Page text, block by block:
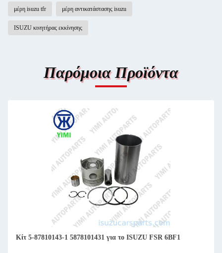
μέρη isuzu tfr μέρη αντικατάστασης isuzu
ISUZU κινητήρας εκκίνησης
Παρόμοια Προϊόντα
Κίτ 5-87810143-1 5878101431 για το ISUZU FSR 6BF1